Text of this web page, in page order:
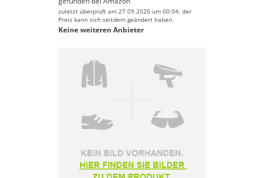
zuletzt überprüft am 27.09.2025 um 00:04; der
Preis kann sich seitdem geändert haben.
Keine weiteren Anbieter